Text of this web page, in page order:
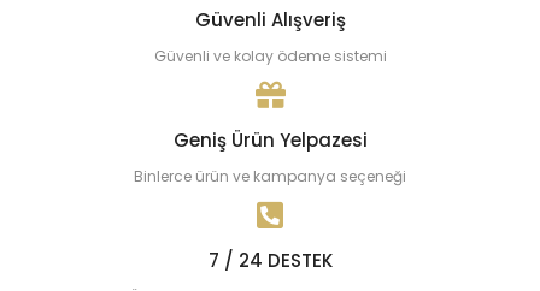
Güvenli Alışveriş
Güvenli ve kolay ödeme sistemi
Geniş Ürün Yelpazesi
Binlerce ürün ve kampanya seçeneği
7 / 24 DESTEK